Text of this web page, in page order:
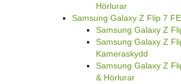
Hörlurar
Samsung Galaxy Z Flip 7 FE
Samsung Galaxy Z
Samsung Galaxy Z
Kameraskydd
Samsung Galaxy Z
& Hörlurar